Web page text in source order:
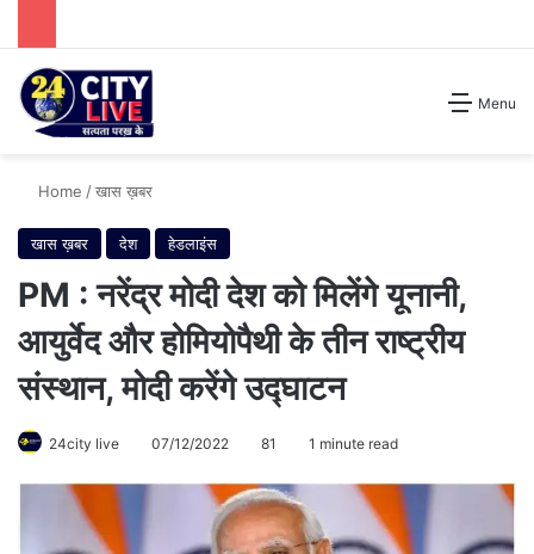
Menu
Search for
Home /खास ख़बर
खास ख़बर देश हेडलाइंस
PM : नरेंद्र मोदी देश को मिलेंगे यूनानी,
आयुर्वेद और होमियोपैथी के तीन राष्ट्रीय
संस्थान, मोदी करेंगे उद्घाटन
24city live 07/12/2022 81 1 minute read